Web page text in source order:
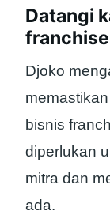
Datangi
franchise
Djoko
bisnis
diperlukan
mitra dan
ada.